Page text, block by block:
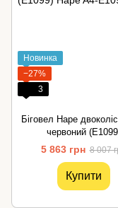
Новинка
−27%
3
Біговел Hape
червоний
5 863 грн 8 007
Купити